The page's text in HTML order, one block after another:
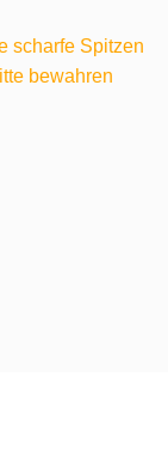
scharfe Spitzen
bewahren